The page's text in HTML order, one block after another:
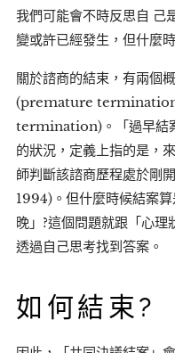
我們可能會不時反思自 己
變或許已經發生，但什麼
關於諮商的結束，有兩個
(premature
termination)。「過早結
的狀況，定義上指的是，
師判斷該諮商歷程處於剛
1994)。但什麼時候結案
晚」?這個問題就跟「心理
透過自己思考找到答案。
如何結束?